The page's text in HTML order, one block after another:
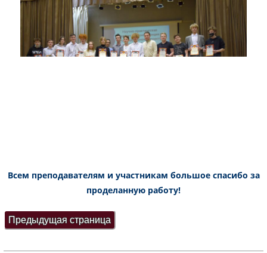
Всем преподавателям и участникам большое спасибо за
проделанную работу!